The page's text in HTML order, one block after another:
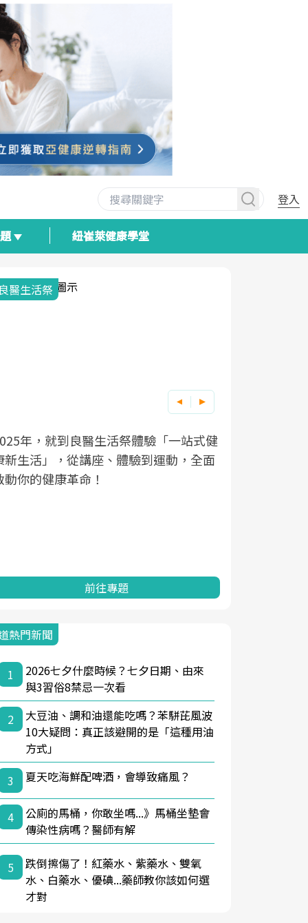
登入
紐崔萊健康學堂
與健康韌性的距離
醫健康網從「換季的身體變化」出發，
過醫學觀點與日常感受的對話，建立對
健康的認知，進而引導實際的改善行
前往專題
熱門新聞
1
2026七夕什麼時候？七夕日期、由來
與3習俗8禁忌一次看
2
大豆油、調和油還能吃嗎？苯駢芘風波
10大疑問：真正該避開的是「這種用油
方式」
3
夏天吃海鮮配啤酒，會導致痛風？
4
公廁的馬桶，你敢坐嗎...》馬桶坐墊會
傳染性病嗎？醫師有解
5
跌倒擦傷了！紅藥水、紫藥水、雙氧
水、白藥水、優碘...藥師教你該如何選
才對